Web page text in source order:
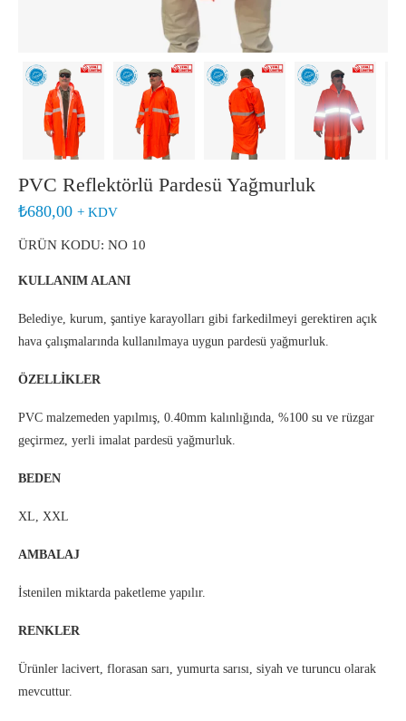
PVC Reflektörlü Pardesü Yağmurluk
₺680,00 + KDV
ÜRÜN KODU: NO 10
KULLANIM ALANI
Belediye, kurum, şantiye karayolları gibi farkedilmeyi gerektiren açık
hava çalışmalarında kullanılmaya uygun pardesü yağmurluk.
ÖZELLİKLER
PVC malzemeden yapılmış, 0.40mm kalınlığında, %100 su ve rüzgar
geçirmez, yerli imalat pardesü yağmurluk.
BEDEN
XL, XXL
AMBALAJ
İstenilen miktarda paketleme yapılır.
RENKLER
Ürünler lacivert, florasan sarı, yumurta sarısı, siyah ve turuncu olarak
mevcuttur.